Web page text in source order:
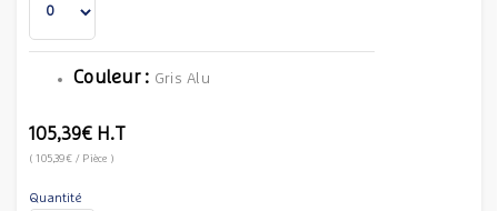
Couleur : Gris Alu
105,39€ H.T
(105,39€/ Pièce )
Quantité